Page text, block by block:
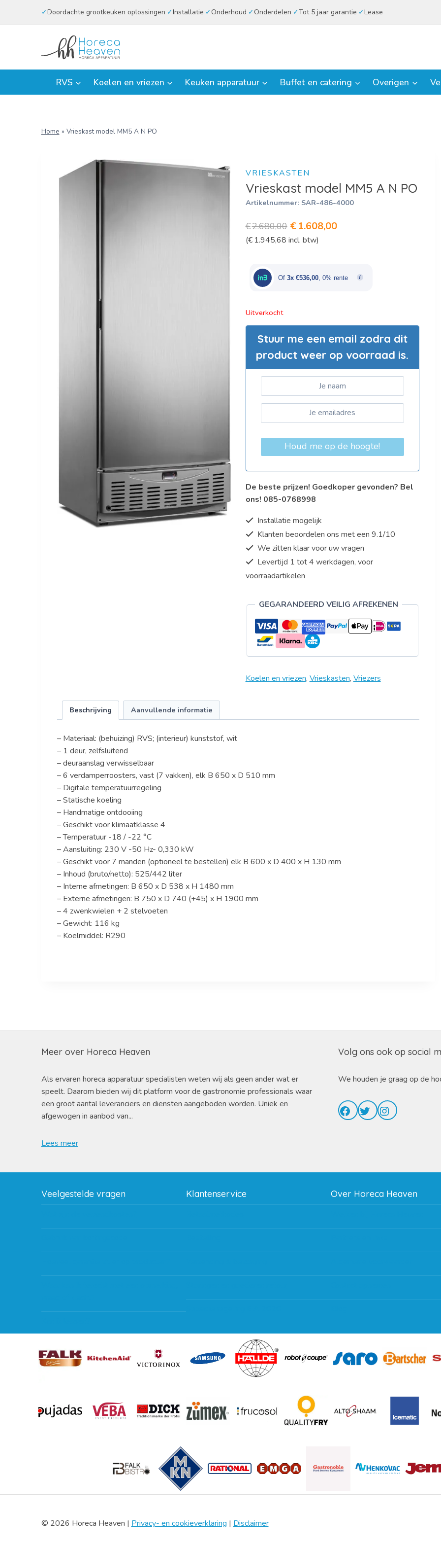
Doordachte grootkeuken oplossingen Installatie Onderhoud Onderdelen Tot 5 jaar garantie Lease
RVS Koelen en vriezen Keuken apparatuur Buffet en catering Overigen
Home » Vrieskast model MM5 A N PO
VRIESKASTEN
Vrieskast model MM5 A N PO
Artikelnummer: SAR-486-4000
€2.680,00 Oorspronkelijke
prijs
€2.680,00.
€ 1.608,00Huidige
€1.608,00.
(€ 1.945,68 incl. btw)
Of 3x €536,00, 0% rente
Uitverkocht
Stuur me een email zodra dit
product weer op voorraad is.
Houd me op de hoogte!
De beste prijzen! Goedkoper gevonden? Bel
ons! 085-0768998
Installatie mogelijk
Klanten beoordelen ons met een 9.1/10
We zitten klaar voor uw vragen
Levertijd 1 tot 4 werkdagen, voor
voorraadartikelen
GEGARANDEERD VEILIG AFREKENEN
Koelen en vriezen, Vrieskasten, Vriezers
Beschrijving Aanvullende informatie
– Materiaal: (behuizing) RVS; (interieur) kunststof, wit
– 1 deur, zelfsluitend
– deuraanslag verwisselbaar
– 6 verdamperroosters, vast (7 vakken), elk B 650 x D 510 mm
– Digitale temperatuurregeling
– Statische koeling
– Handmatige ontdooiing
– Geschikt voor klimaatklasse 4
– Temperatuur -18 / -22 °C
– Aansluiting: 230 V -50 Hz- 0,330 kW
– Geschikt voor 7 manden (optioneel te bestellen) elk B 600 x D 400 x H 130 mm
– Inhoud (bruto/netto): 525/442 liter
– Interne afmetingen: B 650 x D 538 x H 1480 mm
– Externe afmetingen: B 750 x D 740 (+45) x H 1900 mm
– 4 zwenkwielen + 2 stelvoeten
– Gewicht: 116 kg
– Koelmiddel: R290
Meer over Horeca Heaven
Als ervaren horeca apparatuur specialisten weten wij als geen ander wat er
speelt. Daarom bieden wij dit platform voor de gastronomie professionals waar
een groot aantal leveranciers en diensten aangeboden worden. Uniek en
afgewogen in aanbod van...
Lees meer
Volg ons ook op social
We houden je graag op de
Facebook
TwitterInstagram
Veelgestelde vragen Klantenservice
Subsidie regeling EIA 2020
Over Horeca Heaven
© 2026 Horeca Heaven | Privacy- en cookieverklaring | Disclaimer